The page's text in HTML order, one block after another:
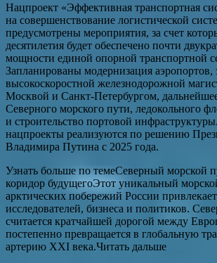
Нацпроект «Эффективная транспортная
на совершенствование логистической
предусмотрены мероприятия, за счет
десятилетия будет обеспечено почти
мощности единой опорной транспортной
Запланированы модернизация аэропортов,
высокоскоростной железнодорожной
Москвой и Санкт-Петербургом,
Северного морского пути, ледокольного
и строительство портовой
нацпроекты реализуются по решению
Владимира Путина с 2025 года.
Узнать больше по темеСеверный морской
коридор будущегоЭтот уникальный
арктических побережий России
исследователей, бизнеса и политиков.
считается кратчайшей дорогой между
постепенно превращается в глобальную
артерию XXI века.Читать дальше